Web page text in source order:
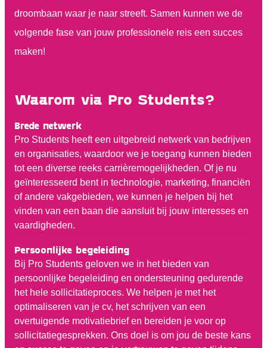
droombaan waar je naar streeft. Samen kunnen we de
volgende fase van jouw professionele reis een succes
maken!
Waarom via Pro Students?
Brede netwerk
Pro Students heeft een uitgebreid netwerk van bedrijven
en organisaties, waardoor we je toegang kunnen bieden
tot een diverse reeks carrièremogelijkheden. Of je nu
geïnteresseerd bent in technologie, marketing, financiën
of andere vakgebieden, we kunnen je helpen bij het
vinden van een baan die aansluit bij jouw interesses en
vaardigheden.
Persoonlijke begeleiding
Bij Pro Students geloven we in het bieden van
persoonlijke begeleiding en ondersteuning gedurende
het hele sollicitatieproces. We helpen je met het
optimaliseren van je cv, het schrijven van een
overtuigende motivatiebrief en bereiden je voor op
sollicitatiegesprekken. Ons doel is om jou de beste kans